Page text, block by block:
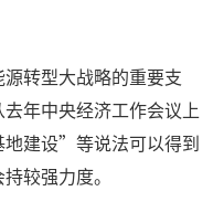
转型大战略的重要支
年中央经济工作会议上
建设”等说法可以得到
较强力度。